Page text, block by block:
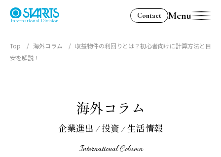
International Division
Contact Menu
Top 海外コラム
収益物件の利回りとは？初心者向けに計算方法と目
安を解説！
海外コラム
企業進出 / 投資 / 生活情報
International Column